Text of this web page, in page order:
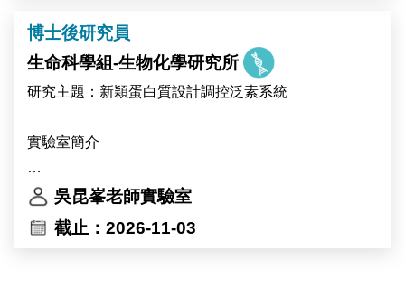
protein expression analysis, and mutant screening.
This research project will be conducted in
collaboration with the research groups of Dr. Ive De
博士後研究員
生命科學組-生物化學研究所
研究主題：新穎蛋白質設計調控泛素系統
實驗室簡介
中央研究院生物化學研究所 吳昆峯博士研究團隊
（https://kpwulab.com/）以「蛋白質化學」為核心，研
吳昆峯老師實驗室
截止：2026-11-03